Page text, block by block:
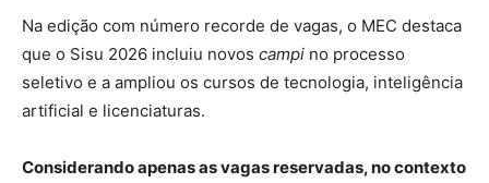
Na edição com número recorde de vagas, o MEC destaca
que o Sisu 2026 incluiu novos campi no processo
seletivo e a ampliou os cursos de tecnologia, inteligência
artificial e licenciaturas.
Considerando apenas as vagas reservadas, no contexto